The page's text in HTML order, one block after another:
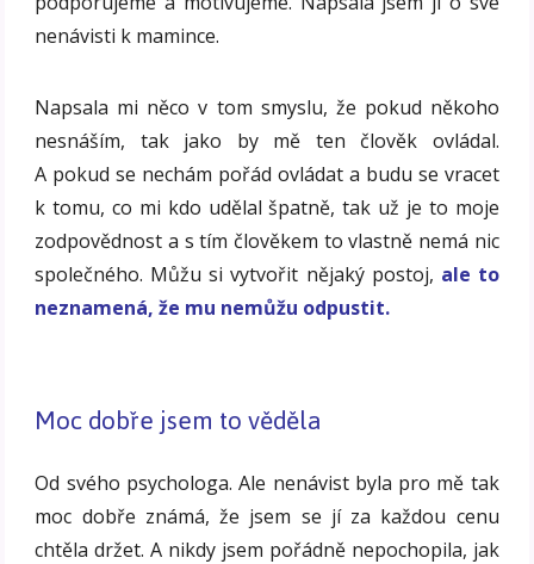
nenávisti k mamince.
Napsala mi něco v tom smyslu, že pokud někoho
nesnáším, tak jako by mě ten člověk ovládal.
A pokud se nechám pořád ovládat a budu se vracet
k tomu, co mi kdo udělal špatně, tak už je to moje
zodpovědnost a s tím člověkem to vlastně nemá nic
společného. Můžu si vytvořit nějaký postoj, ale to
neznamená, že mu nemůžu odpustit.
Moc dobře jsem to věděla
Od svého psychologa. Ale nenávist byla pro mě tak
moc dobře známá, že jsem se jí za každou cenu
chtěla držet. A nikdy jsem pořádně nepochopila, jak